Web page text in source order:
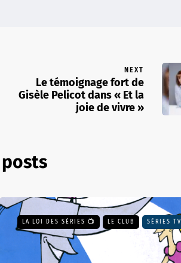
NEXT
Le témoignage fort de
Gisèle Pelicot dans « Et la
joie de vivre »
LA LOI DES SÉRIES 📺 LE CLUB SÉRIES TV